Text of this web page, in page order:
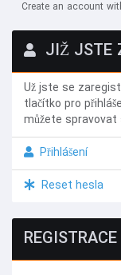
Create an account
JIŽ JSTE
Už jste se
tlačítko pro
můžete spravovat
Přihlášení
Reset hesla
REGISTRACE